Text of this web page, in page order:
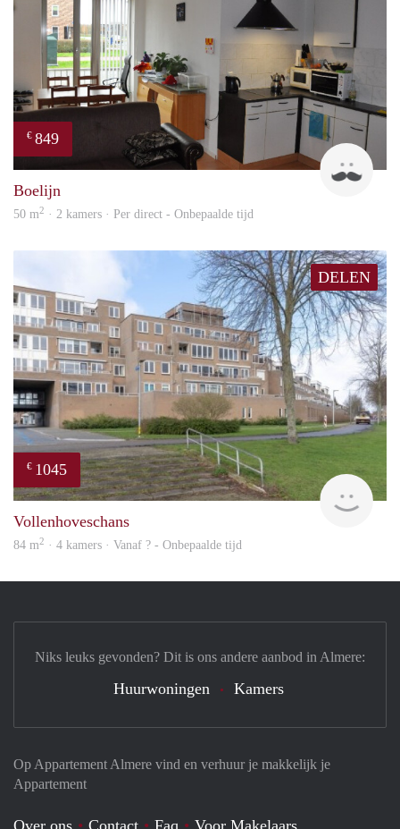
€ 849
Boelijn
50 m2 · 2 kamers · Per direct - Onbepaalde tijd
DELEN
€ 1045
Vollenhoveschans
84 m2 · 4 kamers · Vanaf ? - Onbepaalde tijd
Op Appartement Almere vind en verhuur je makkelijk je
Appartement
Over ons Contact Faq Voor Makelaars
Niks leuks gevonden? Dit is ons andere aanbod in Almere:
Huurwoningen Kamers